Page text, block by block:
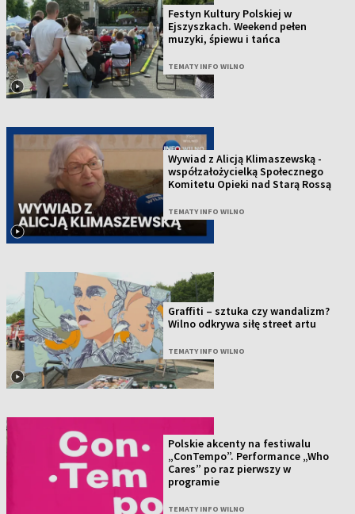
Festyn Kultury Polskiej w
Ejszyszkach. Weekend pełen
muzyki, śpiewu i tańca
TEMATY INFO WILNO
Wywiad z Alicją Klimaszewską -
współzałożycielką Społecznego
Komitetu Opieki nad Starą Rossą
TEMATY INFO WILNO
Graffiti – sztuka czy wandalizm?
Wilno odkrywa siłę street artu
TEMATY INFO WILNO
Polskie akcenty na festiwalu
„ConTempo”. Performance „Who
Cares” po raz pierwszy w
programie
TEMATY INFO WILNO